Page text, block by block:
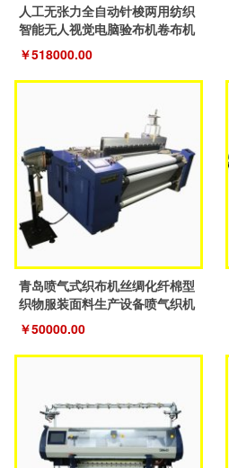
人工无张力全自动针梭两用纺织
智能无人视觉电脑验布机卷布机
￥518000.00
青岛喷气式织布机丝绸化纤棉型
织物服装面料生产设备喷气织机
￥50000.00